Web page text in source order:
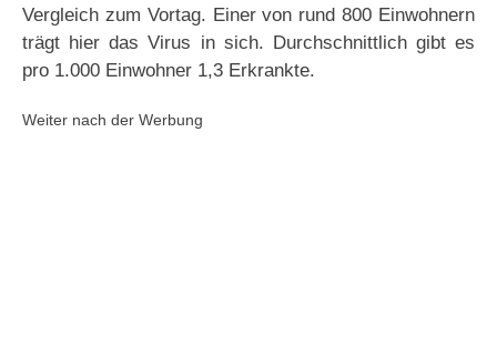
Vergleich zum Vortag. Einer von rund 800 Einwohnern
trägt hier das Virus in sich. Durchschnittlich gibt es
pro 1.000 Einwohner 1,3 Erkrankte.
Weiter nach der Werbung